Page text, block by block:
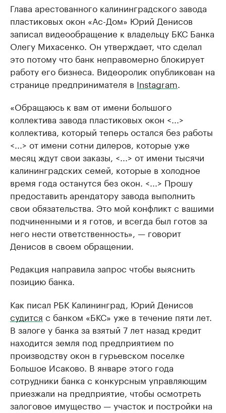
Глава арестованного калининградского завода
пластиковых окон «Ас-Дом» Юрий Денисов
записал видеообращение к владельцу БКС Банка
Олегу Михасенко. Он утверждает, что сделал
это потому что банк неправомерно блокирует
работу его бизнеса. Видеоролик опубликован на
странице предпринимателя в Instagram
«Обращаюсь к вам от имени большого
коллектива завода пластиковых окон <...>
коллектива, который теперь остался без работы
<...> от имени сотни дилеров, которые уже
месяц ждут свои заказы, <...> от имени тысячи
калининградских семей, которые в холодное
время года останутся без окон. <...> Прошу
предоставить арендатору завода выполнить
свои обязательства. Это мой конфликт с вашими
подчиненными и я готов, и всегда был готов за
него нести ответственность», — говорит
Денисов в своем обращении.
Редакция направила запрос чтобы выяснить
позицию банка.
Как писал РБК Калининград, Юрий Денисов
судится с банком «БКС» уже в течение пяти лет.
В залоге у банка за взятый 7 лет назад кредит
находится земля под предприятием по
производству окон в гурьевском поселке
Большое Исаково. В январе этого года
сотрудники банка с конкурсным управляющим
приезжали на предприятие, чтобы осмотреть
залоговое имущество — участок и постройки на